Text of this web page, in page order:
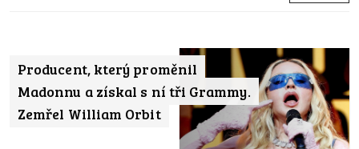
Producent, který proměnil
Madonnu a získal s ní tři Grammy.
Zemřel William Orbit